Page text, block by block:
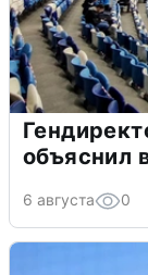
объяснил
6 августа 0